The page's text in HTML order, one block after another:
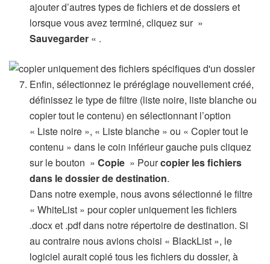
ajouter d’autres types de fichiers et de dossiers et
lorsque vous avez terminé, cliquez sur »
Sauvegarder « .
Enfin, sélectionnez le préréglage nouvellement créé,
définissez le type de filtre (liste noire, liste blanche ou
copier tout le contenu) en sélectionnant l’option
« Liste noire », « Liste blanche » ou « Copier tout le
contenu » dans le coin inférieur gauche puis cliquez
sur le bouton »Copie » Pourcopier les fichiers
dans le dossier de destination.
Dans notre exemple, nous avons sélectionné le filtre
« WhiteList » pour copier uniquement les fichiers
.docx et .pdf dans notre répertoire de destination. Si
au contraire nous avions choisi « BlackList », le
logiciel aurait copié tous les fichiers du dossier, à